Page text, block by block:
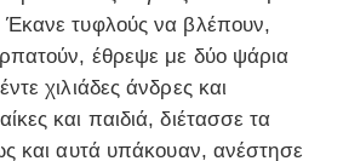
τυφλούς να βλέπουν,
έθρεψε με δύο ψάρια
χιλιάδες άνδρες και
και παιδιά, διέτασσε τα
και αυτά υπάκουαν, ανέστησε